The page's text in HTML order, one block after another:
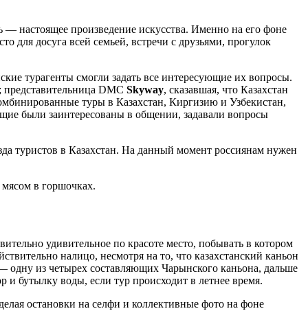
— настоящее произведение искусства. Именно на его фоне
для досуга всей семьей, встречи с друзьями, прогулок
турагенты смогли задать все интересующие их вопросы.
DMC Skyway, сказавшая, что Казахстан
туры в Казахстан, Киргизию и Узбекистан,
были заинтересованы в общении, задавали вопросы
туристов в Казахстан. На данный момент россиянам нужен
в горшочках.
удивительное по красоте место, побывать в котором
налицо, несмотря на то, что казахстанский каньон
одну из четырех составляющих Чарынского каньона, дальше
бутылку воды, если тур происходит в летнее время.
остановки на селфи и коллективные фото на фоне